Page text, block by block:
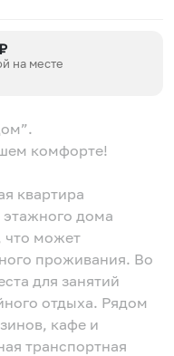
на месте
комфорте!
квартира
этажного дома
что может
проживания. Во
для занятий
отдыха. Рядом
кафе и
транспортная